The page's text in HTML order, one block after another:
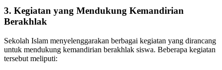
3. Kegiatan yang Mendukung Kemandirian
Berakhlak
Sekolah Islam menyelenggarakan berbagai kegiatan yang dirancang
untuk mendukung kemandirian berakhlak siswa. Beberapa kegiatan
tersebut meliputi: